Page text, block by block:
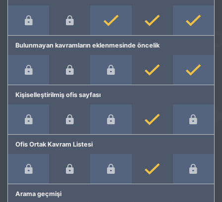
Bulunmayan kavramların eklenmesinde öncelik
Kişiselleştirilmiş ofis sayfası
Ofis Ortak Kavram Listesi
Arama geçmişi